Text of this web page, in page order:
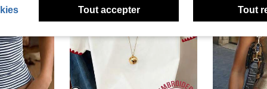
Tout accepter Tout